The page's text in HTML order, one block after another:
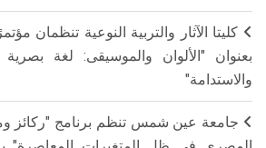
كليتا الآثار والتربية النوعية تنظمان
بعنوان "الألوان والموسيقى: لغة
والاستدامة"
جامعة عين شمس تنظم برنامج "ركائز